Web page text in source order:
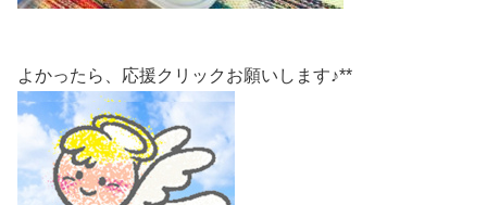
よかったら、応援クリックお願いします♪**